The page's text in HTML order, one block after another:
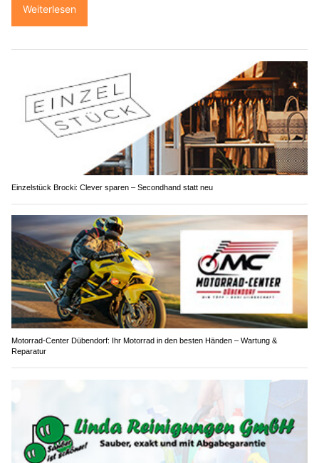
Weiterlesen
Einzelstück Brocki: Clever sparen – Secondhand statt neu
Motorrad-Center Dübendorf: Ihr Motorrad in den besten Händen – Wartung &
Reparatur